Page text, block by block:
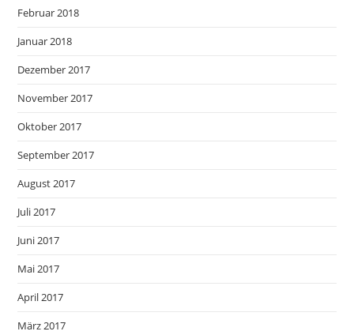
Februar 2018
Januar 2018
Dezember 2017
November 2017
Oktober 2017
September 2017
August 2017
Juli 2017
Juni 2017
Mai 2017
April 2017
März 2017